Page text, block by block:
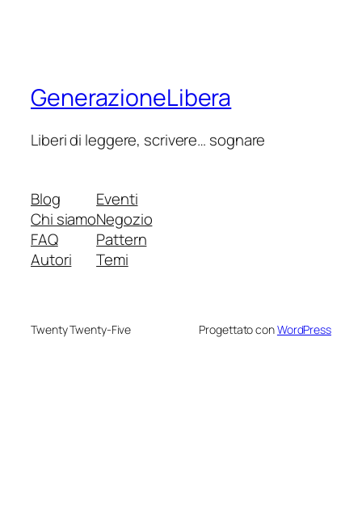
GenerazioneLibera
Liberi di leggere, scrivere… sognare
Blog
Chi siamo
FAQ
Autori
Eventi
Negozio
Pattern
Temi
Twenty Twenty-Five Progettato conWordPress